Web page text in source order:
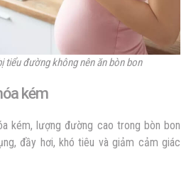
tiểu đường không nên ăn bòn bon
kém
kém, lượng đường cao trong bòn bon
đầy hơi, khó tiêu và giảm cảm giác